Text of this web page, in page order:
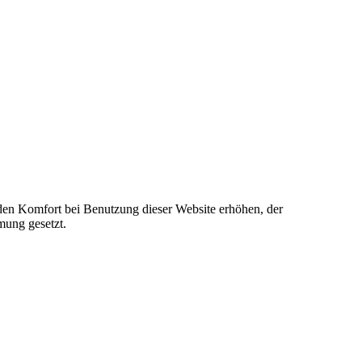
Komfort bei Benutzung dieser Website erhöhen, der
gesetzt.